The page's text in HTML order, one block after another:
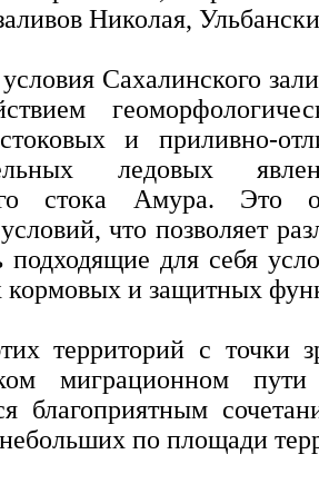
Николая,
Сахалинского
и приливно-
ледовых
стока Амура. Это
что позволяет
подходящие для себя
кормовых и защитных
территорий с точки
миграционном
благоприятным
небольших по площади